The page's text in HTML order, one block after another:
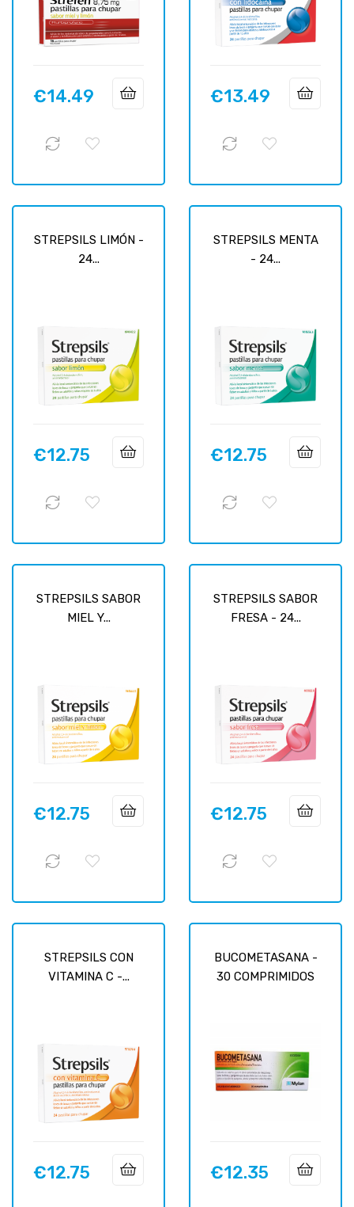
Price
€14.49 Price
€13.49
STREPSILS LIMÓN -
24...
Price
€12.75
STREPSILS MENTA
- 24...
Price
€12.75
STREPSILS SABOR
MIEL Y...
Price
€12.75
STREPSILS SABOR
FRESA - 24...
Price
€12.75
STREPSILS CON
VITAMINA C -...
Price
€12.75
BUCOMETASANA -
30 COMPRIMIDOS
Price
€12.35